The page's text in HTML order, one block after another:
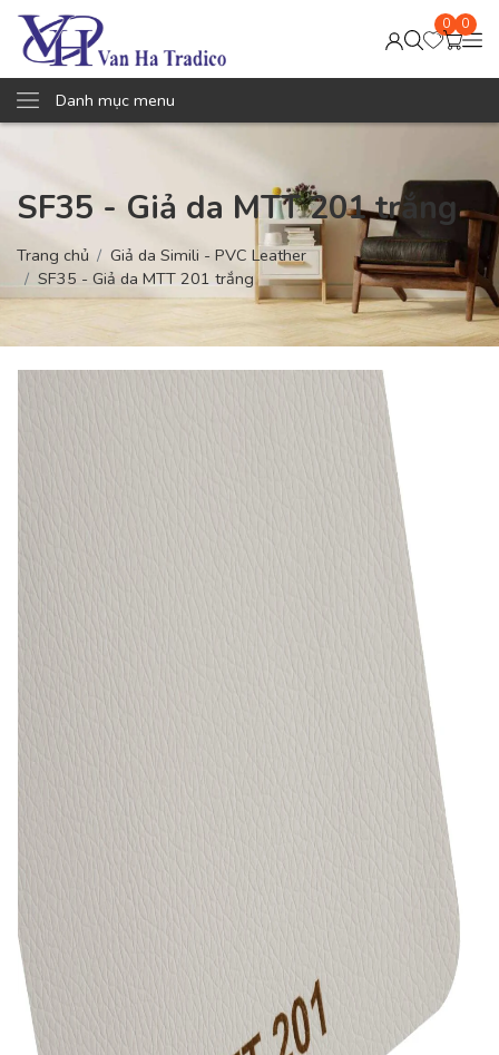
0 0
Danh mục menu
SF35 - Giả da MTT 201 trắng
Trang chủ
Giả da Simili - PVC Leather
SF35 - Giả da MTT 201 trắng